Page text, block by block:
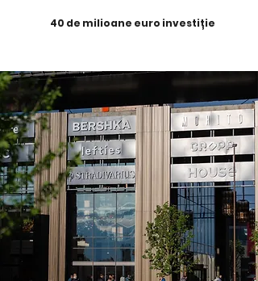
40 de milioane euro investiție